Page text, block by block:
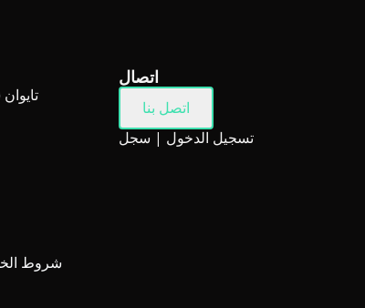
اتصال
اتصل بنا
تسجيل الدخول | سجل
شروط